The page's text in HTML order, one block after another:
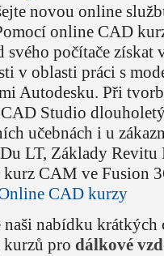
novou online
online CAD
svého počítače získat
v oblasti práci s
Autodesku. Při
Studio
učebnách i u
LT, Základy Revitu
kurz CAM ve Fusion
CAD kurzy
nabídku
pro dálkové